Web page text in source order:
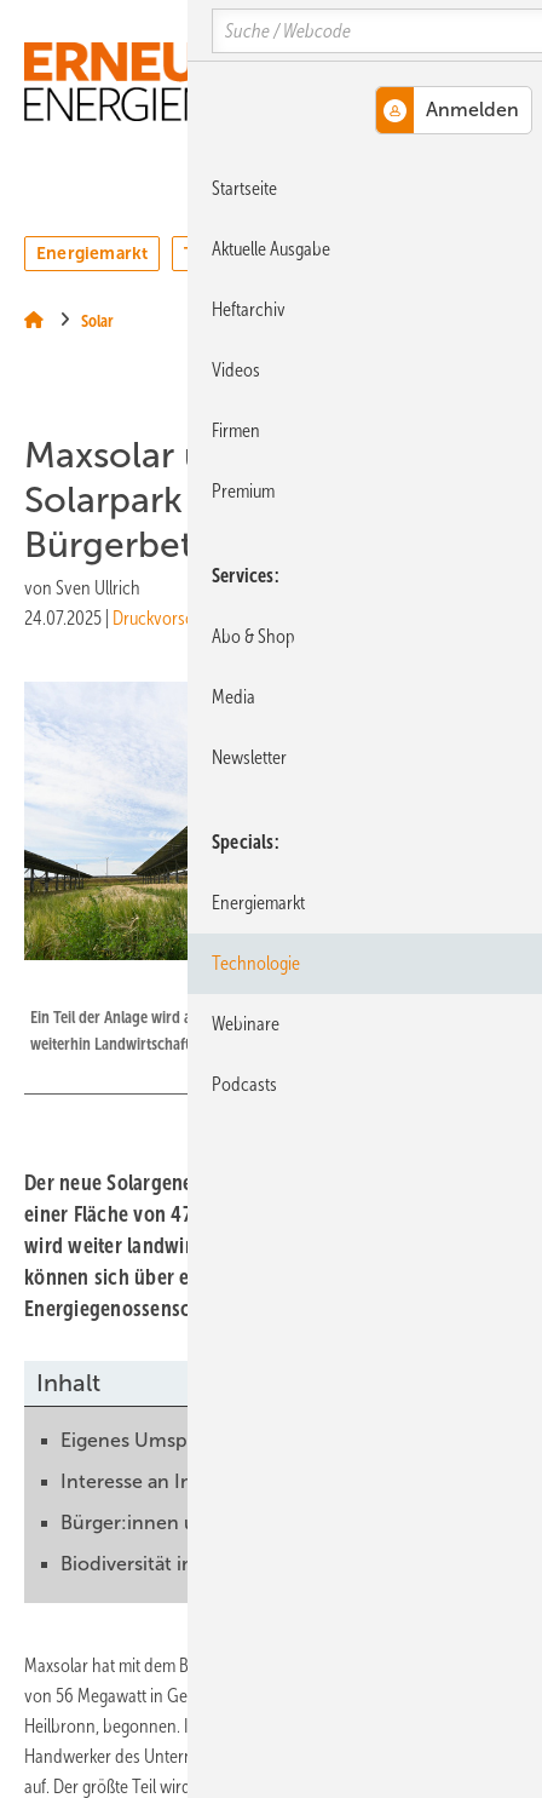
Hauptinhalt
Hauptmenü
SiteSearch
MENÜ
Energiemarkt Technologie Webinare
Solar
Maxsolar und Egis bauen
Solarpark mit Agri-PV und
Bürgerbeteiligung
von Sven Ullrich
24.07.2025
Druckvorschau
Ein Teil der Anlage wird auf Trackern gebaut. Auf dieser Fläche findet
weiterhin Landwirtschaft statt.
Der neue Solargenerator westlich von Heilbronn wird auf
einer Fläche von 47 Hektar errichtet. Ein Teil der Fläche
wird weiter landwirtschaftlich genutzt. Bürger:innen
können sich über eine Mitgliedschaft bei der
Energiegenossenschaft beteiligen.
Inhalt
Eigenes Umspannwerk errichten
Interesse an Investition ist groß
Bürger:innen und Kommune beteiligen
Biodiversität im Blick
Maxsolar hat mit dem Bau eines großen Solarparks mit einer Leistung
von 56 Megawatt in Gemmingen, gut 20 Kilometer westlich von
Heilbronn, begonnen. In den nächsten Monaten bauen die
Handwerker des Unternehmens verschiedene Unterkonstruktionen
auf. Der größte Teil wird als südaufgeständerte Einspeiseanlage
Search
Startseite
Aktuelle Ausgabe
Heftarchiv
Videos
Firmen
Premium
Services
Abo & Shop
Media
Newsletter
Specials
Energiemarkt
Technologie
Webinare
Podcasts